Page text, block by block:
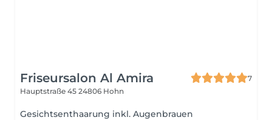
Friseursalon Al Amira
7
Hauptstraße 45 24806 Hohn
Gesichtsenthaarung inkl. Augenbrauen